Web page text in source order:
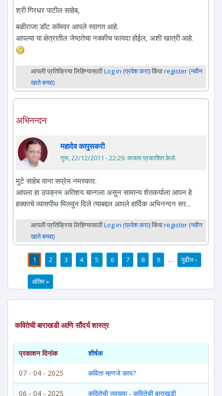
श्री गिरधर पाटील साहेब,
बळीराजा डॉट कॉमवर आपले स्वागत आहे.
आपल्या या क्षेत्रातील जेष्ठतेचा नक्कीच फायदा होईल, अशी खात्री आहे.
आपली प्रतिक्रिया लिहिण्यासाठीLog in (प्रवेश करा)किंवाregister (नवीन
खाते बनवा)
अभिनन्दन
महादेव कापुसकरी
गुरू, 22/12/2011 - 22:29. वाजता प्रकाशित केले.
मुटे साहेब याना सप्रेम नमस्कार.
आपला हा उपक्रम अतिशय चान्गला असुन सामान्य शेतकर्याला आपन हे
हक्काचे व्यासपीथ मिलवुन दिले त्याबद्दल आपले हार्दिक अभिनन्दन सर...
आपली प्रतिक्रिया लिहिण्यासाठीLog in (प्रवेश करा)किंवाregister (नवीन
खाते बनवा)
पाने 1 2 3 4 5 6 7 8 9 … पुढील ›
अंतिम »
कवितेची बाराखडी आणि सौंदर्य शास्त्र
प्रकाशन दिनांक शीर्षक
07 - 04 - 2025 कविता म्हणजे काय?
06 - 04 - 2025 कवितेची व्याख्या - कवितेची बाराखडी